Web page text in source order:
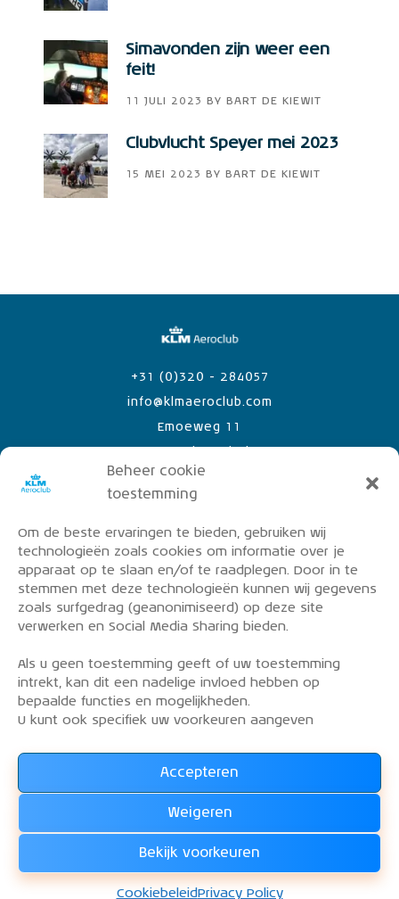
Beheer cookie
toestemming
Om de beste ervaringen te bieden, gebruiken wij
technologieën zoals cookies om informatie over je
apparaat op te slaan en/of te raadplegen. Door in te
stemmen met deze technologieën kunnen wij gegevens
zoals surfgedrag (geanonimiseerd) op deze site
verwerken en Social Media Sharing bieden.
Als u geen toestemming geeft of uw toestemming
intrekt, kan dit een nadelige invloed hebben op
bepaalde functies en mogelijkheden.
U kunt ook specifiek uw voorkeuren aangeven
Accepteren
Weigeren
Bekijk voorkeuren
Cookiebeleid Privacy Policy
Simavonden zijn weer een
feit!
11 JULI 2023 BY BART DE KIEWIT
Clubvlucht Speyer mei 2023
15 MEI 2023 BY BART DE KIEWIT
Emoeweg 11
info@klmaeroclub.com
+31 (0)320 - 284057
PRIVACY POLICY
OVER DE KLM AEROCLUB
VLIEGLESSEN
VLOOT
Word lid van de KLM Aeroclub. Basis lid, simulator
lid of vliegend lid. Ook niet KLM-ers zijn welkom!
Lees alles over het lidmaatschap van de KLM Aeroclub
WORD LID !!!
© 2026. Alle rechten voorbehouden.